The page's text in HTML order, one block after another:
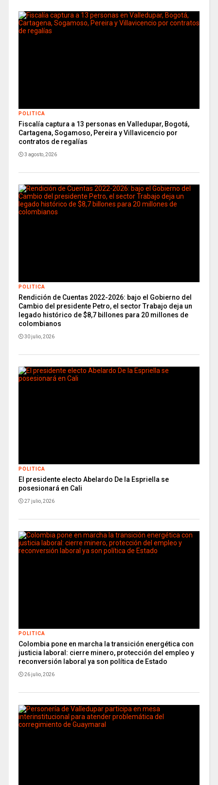
POLITICA
Fiscalía captura a 13 personas en Valledupar, Bogotá,
Cartagena, Sogamoso, Pereira y Villavicencio por
contratos de regalías
3 agosto, 2026
POLITICA
Rendición de Cuentas 2022-2026: bajo el Gobierno del
Cambio del presidente Petro, el sector Trabajo deja un
legado histórico de $8,7 billones para 20 millones de
colombianos
30 julio, 2026
POLITICA
El presidente electo Abelardo De la Espriella se
posesionará en Cali
27 julio, 2026
POLITICA
Colombia pone en marcha la transición energética con
justicia laboral: cierre minero, protección del empleo y
reconversión laboral ya son política de Estado
26 julio, 2026